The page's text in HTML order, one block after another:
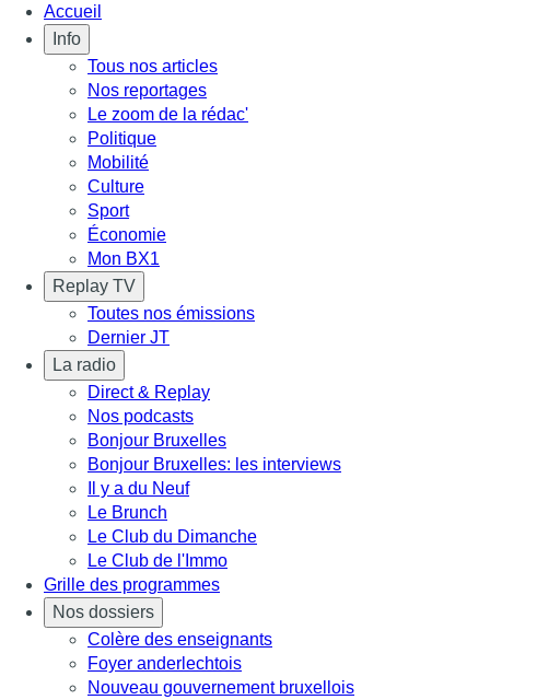
Accueil
Info
Tous nos articles
Nos reportages
Le zoom de la rédac'
Politique
Mobilité
Culture
Sport
Économie
Mon BX1
Replay TV
Toutes nos émissions
Dernier JT
La radio
Direct & Replay
Nos podcasts
Bonjour Bruxelles
Bonjour Bruxelles: les interviews
Il y a du Neuf
Le Brunch
Le Club du Dimanche
Le Club de l'Immo
Grille des programmes
Nos dossiers
Colère des enseignants
Foyer anderlechtois
Nouveau gouvernement bruxellois